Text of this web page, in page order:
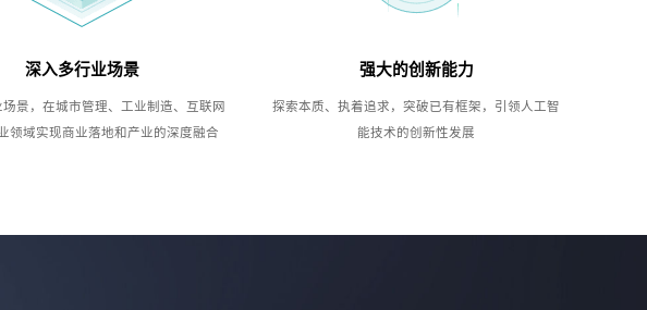
深入多行业场景
景，在城市管理、工业制造、互联网
领域实现商业落地和产业的深度融合
强大的创新能力
探索本质、执着追求，突破已有框架，引领人工智
能技术的创新性发展